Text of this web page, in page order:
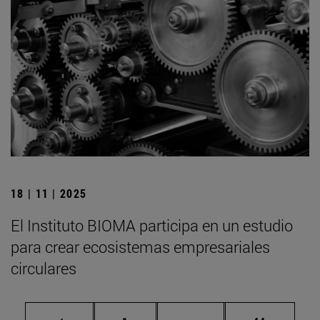
18 | 11 | 2025
El Instituto BIOMA participa en un estudio
para crear ecosistemas empresariales
circulares